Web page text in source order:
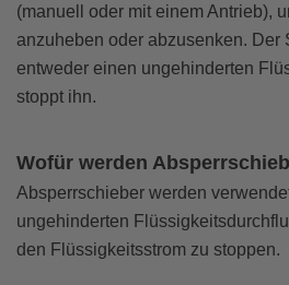
(manuell oder mit einem Antrieb),
anzuheben oder abzusenken. Der
entweder einen ungehinderten
stoppt ihn.
Wofür werden
Absperrschieber werden
ungehinderten
den Flüssigkeitsstrom zu stoppen.